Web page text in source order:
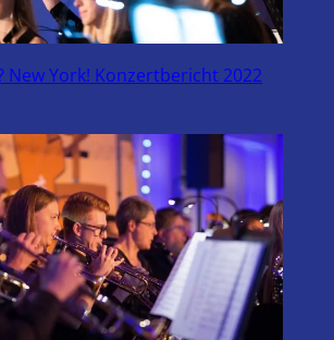
New York! Konzertbericht 2022